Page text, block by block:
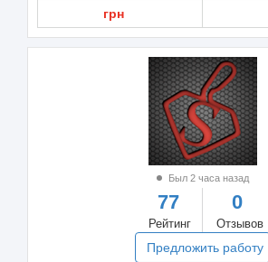
грн
Был 2 часа назад
77
Рейтинг
0
Отзывов
Предложить работу